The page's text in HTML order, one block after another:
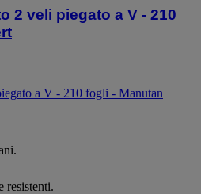
2 veli piegato a V - 210
a V - 210 fogli - Manutan
resistenti.